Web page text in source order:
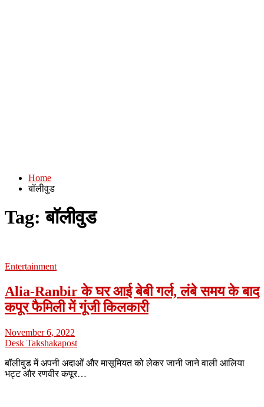
Home
बॉलीवुड
Tag:बॉलीवुड
Entertainment
Alia-Ranbir के घर आई बेबी गर्ल, लंबे समय के बाद
कपूर फैमिली में गूंजी किलकारी
November 6, 2022
Desk Takshakapost
बॉलीवुड में अपनी अदाओं और मासूमियत को लेकर जानी जाने वाली आलिया
भट्ट और रणवीर कपूर…